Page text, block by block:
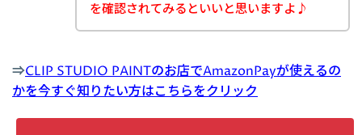
を確認されてみるといいと思いますよ♪
⇒CLIP STUDIO PAINTのお店でAmazonPayが使えるの
かを今すぐ知りたい方はこちらをクリック